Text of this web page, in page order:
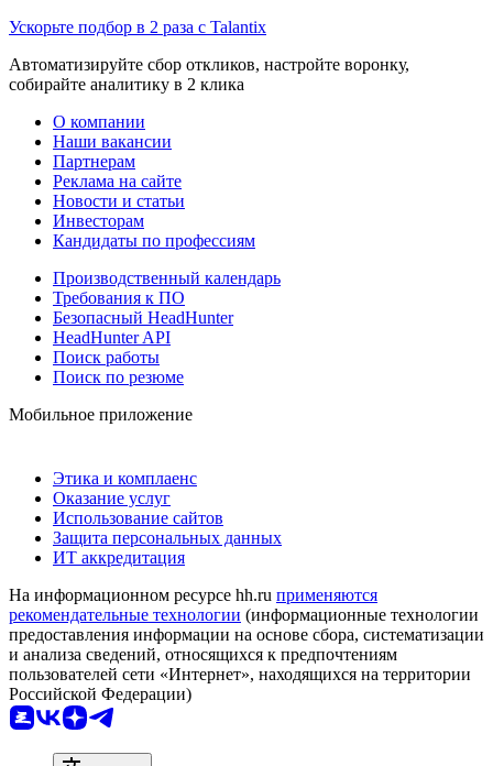
Ускорьте подбор в 2 раза с Talantix
Автоматизируйте сбор откликов, настройте воронку,
собирайте аналитику в 2 клика
О компании
Наши вакансии
Партнерам
Реклама на сайте
Новости и статьи
Инвесторам
Кандидаты по профессиям
Производственный календарь
Требования к ПО
Безопасный HeadHunter
HeadHunter API
Поиск работы
Поиск по резюме
Мобильное приложение
Этика и комплаенс
Оказание услуг
Использование сайтов
Защита персональных данных
ИТ аккредитация
На информационном ресурсе hh.ru применяются
рекомендательные технологии (информационные технологии
предоставления информации на основе сбора, систематизации
и анализа сведений, относящихся к предпочтениям
пользователей сети «Интернет», находящихся на территории
Российской Федерации)